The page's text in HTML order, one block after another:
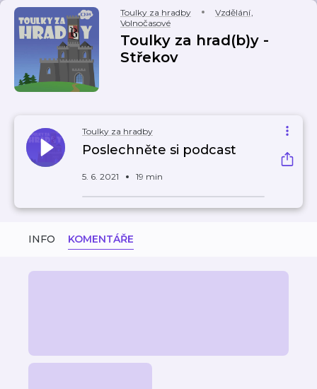
Toulky za hradby Vzdělání,
Volnočasové
Toulky za hrad(b)y -
Střekov
Toulky za hradby
Poslechněte si podcast
5. 6. 2021 19 min
INFO KOMENTÁŘE